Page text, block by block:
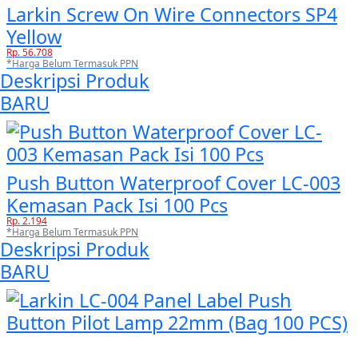
Larkin Screw On Wire Connectors SP4
Yellow
Rp. 56.708
*Harga Belum Termasuk PPN
Deskripsi Produk
BARU
Push Button Waterproof Cover LC-003
Kemasan Pack Isi 100 Pcs
Rp. 2.194
*Harga Belum Termasuk PPN
Deskripsi Produk
BARU